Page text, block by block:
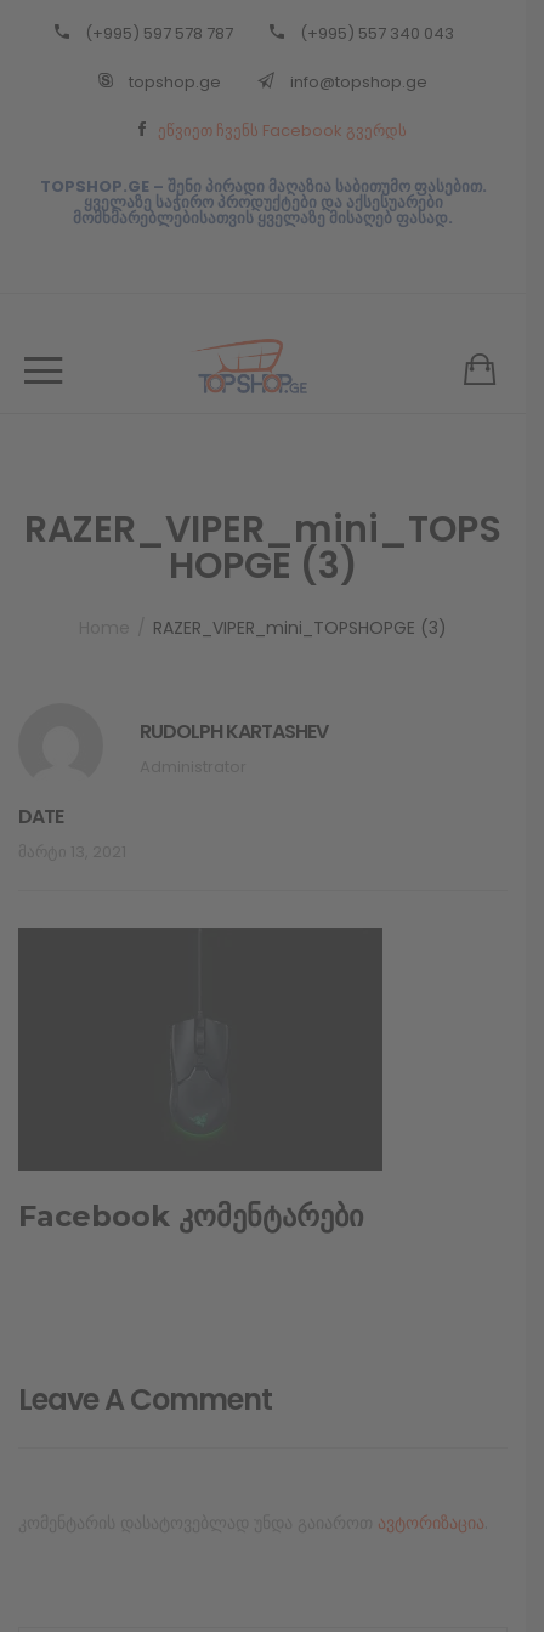
(+995) 597 578 787 (+995) 557 340 043
topshop.ge info@topshop.ge
ეწვიეთ ჩვენს Facebook გვერდს
TOPSHOP.GE – შენი პირადი მაღაზია საბითუმო ფასებით.
ყველაზე საჭირო პროდუქტები და აქსესუარები
მომხმარებლებისათვის ყველაზე მისაღებ ფასად.
RAZER_VIPER_mini_TOPS
HOPGE (3)
RAZER_VIPER_mini_TOPSHOPGE (3)
RUDOLPH KARTASHEV
DATE
Facebook კომენტარები
Leave A Comment
ავტორიზაცია
Back